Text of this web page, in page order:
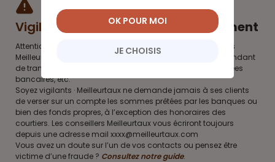
Vigilance fraudeet accompagnement
Attention, vous pouvez être sollicités par de faux conseillers
Meilleurtaux vous proposant des crédits et/ou vous demandant
de transmettre des documents, des fonds, des coordonnées
bancaires, etc.
Soyez vigilants · Meilleurtaux ne demande jamais à ses clients
de verser sur un compte les sommes prêtées par les banques ou
bien des fonds propres, à l’exception des honoraires des
courtiers. Les conseillers Meilleurtaux vous écriront toujours
depuis une adresse mail xxxx@meilleurtaux.com
Vous avez un doute sur l’un de vos contacts ou pensez être
victime d’une fraude ? Consultez notre guide.
JE CHOISIS
OK POUR MOI